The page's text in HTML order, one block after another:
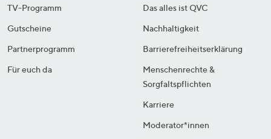
TV-Programm
Gutscheine
Partnerprogramm
Für euch da
Das alles ist QVC
Nachhaltigkeit
Barrierefreiheitserklärung
Menschenrechte &
Sorgfaltspflichten
Karriere
Moderator*innen